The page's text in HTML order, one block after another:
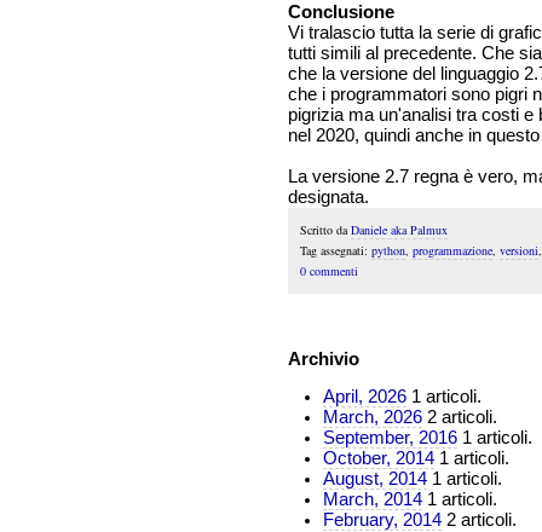
Conclusione
Vi tralascio tutta la serie di
tutti simili al precedente. Che
che la versione del linguaggio
che i programmatori sono pigri
pigrizia ma un'analisi tra costi
nel 2020, quindi anche in
La versione 2.7 regna è vero,
designata.
Scritto da Daniele aka Palmux
Tag assegnati: python, programmazione, versioni
0 commenti
Archivio
April, 2026 1 articoli.
March, 2026 2 articoli.
September, 2016 1 articoli.
October, 2014 1 articoli.
August, 2014 1 articoli.
March, 2014 1 articoli.
February, 2014 2 articoli.